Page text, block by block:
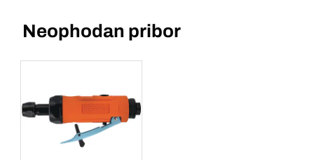
Neophodan pribor